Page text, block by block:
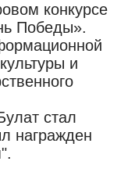
конкурсе
Победы».
и
стал
награжден